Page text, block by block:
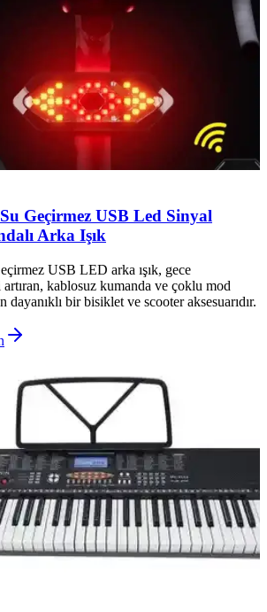
Geçirmez USB Led Sinyal
Arka Işık
USB LED arka ışık, gece
kablosuz kumanda ve çoklu mod
bir bisiklet ve scooter aksesuarıdır.